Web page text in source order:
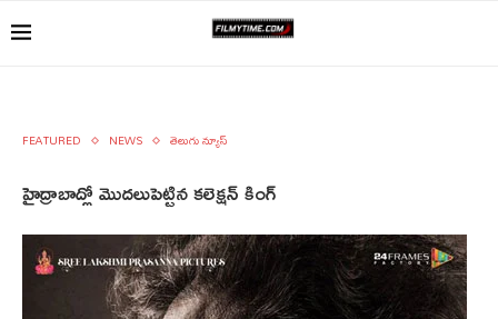
FEATURED NEWS తెలుగు న్యూస్
హైద్రాబాద్లో మొదలుపెట్టిన కలెక్షన్ కింగ్